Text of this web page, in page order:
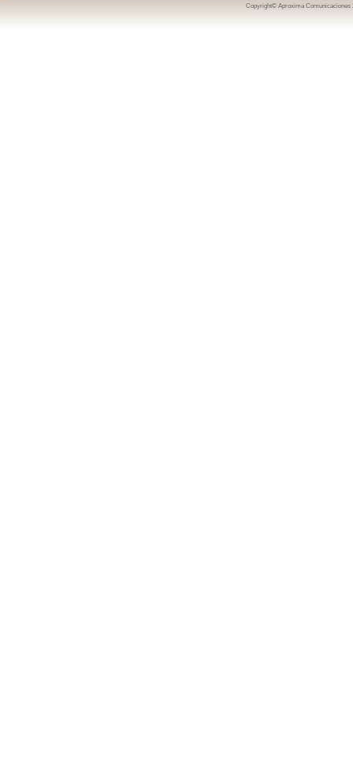
Copyright© Aproxima Comunicaciones